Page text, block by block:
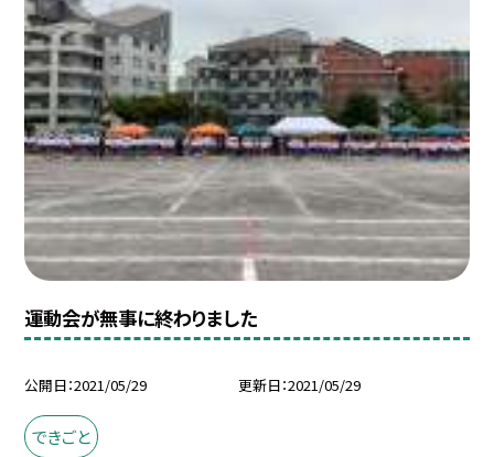
運動会が無事に終わりました
公開日 2021/05/29 更新日 2021/05/29
できごと